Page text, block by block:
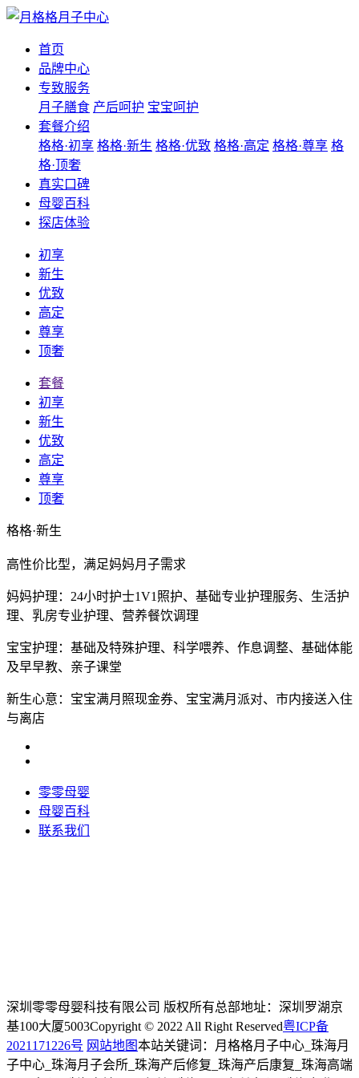
首页
品牌中心
专致服务
月子膳食 产后呵护 宝宝呵护
套餐介绍
格格·初享 格格·新生 格格·优致 格格·高定 格格·尊享 格
格·顶奢
真实口碑
母婴百科
探店体验
初享
新生
优致
高定
尊享
顶奢
套餐
初享
新生
优致
高定
尊享
顶奢
格格·新生
高性价比型，满足妈妈月子需求
妈妈护理：24小时护士1V1照护、基础专业护理服务、生活护
理、乳房专业护理、营养餐饮调理
宝宝护理：基础及特殊护理、科学喂养、作息调整、基础体能
及早早教、亲子课堂
新生⼼意：宝宝满月照现金券、宝宝满月派对、市内接送入住
与离店
零零母婴
母婴百科
联系我们
深圳零零母婴科技有限公司 版权所有总部地址：深圳罗湖京
基100大厦5003Copyright © 2022 All Right Reserved粤ICP备
2021171226号 网站地图本站关键词：月格格月子中心_珠海月
子中心_珠海月子会所_珠海产后修复_珠海产后康复_珠海高端